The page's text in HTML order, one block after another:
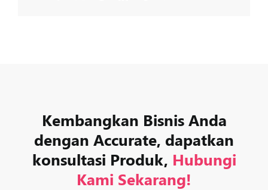
Kembangkan Bisnis Anda
dengan Accurate, dapatkan
konsultasi Produk, Hubungi
Kami Sekarang!